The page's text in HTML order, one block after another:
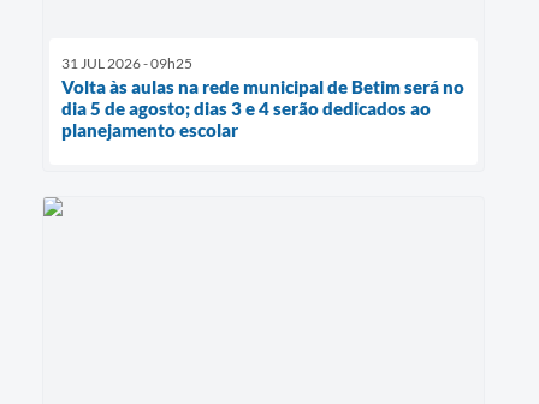
31 JUL 2026 - 09h25
Volta às aulas na rede municipal de Betim será no
dia 5 de agosto; dias 3 e 4 serão dedicados ao
planejamento escolar